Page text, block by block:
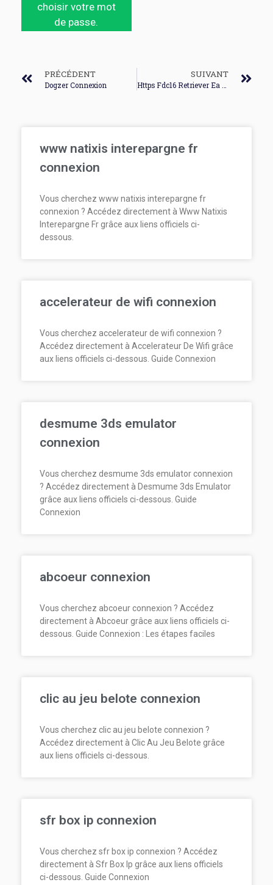
choisir votre mot
de passe.
PRÉCÉDENT
Dogzer Connexion
SUIVANT
www natixis interepargne fr
connexion
Vous cherchez www natixis interepargne fr
connexion ? Accédez directement à Www Natixis
Interepargne Fr grâce aux liens officiels ci-
dessous.
accelerateur de wifi connexion
Vous cherchez accelerateur de wifi connexion ?
Accédez directement à Accelerateur De Wifi grâce
aux liens officiels ci-dessous. Guide Connexion
desmume 3ds emulator
connexion
Vous cherchez desmume 3ds emulator connexion
? Accédez directement à Desmume 3ds Emulator
grâce aux liens officiels ci-dessous. Guide
Connexion
abcoeur connexion
Vous cherchez abcoeur connexion ? Accédez
directement à Abcoeur grâce aux liens officiels ci-
dessous. Guide Connexion : Les étapes faciles
clic au jeu belote connexion
Vous cherchez clic au jeu belote connexion ?
Accédez directement à Clic Au Jeu Belote grâce
aux liens officiels ci-dessous.
sfr box ip connexion
Vous cherchez sfr box ip connexion ? Accédez
directement à Sfr Box Ip grâce aux liens officiels
ci-dessous. Guide Connexion